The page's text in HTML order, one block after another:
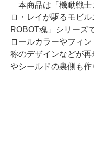
本商品は「機動戦士
ロ・レイが駆るモビ
ROBOT魂」シリーズ
ロールカラーやフィ
称のデザインなどが
やシールドの裏側も作